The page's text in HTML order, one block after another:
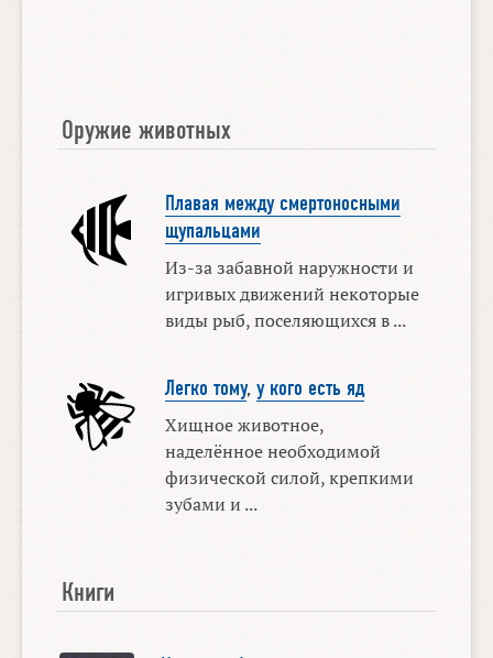
Оружие животных
Плавая между смертоносными
щупальцами
Из-за забавной наружности и
игривых движений некоторые
виды рыб, поселяющихся в ...
Легко тому, у кого есть яд
Хищное животное,
наделённое необходимой
физической силой, крепкими
зубами и ...
Книги